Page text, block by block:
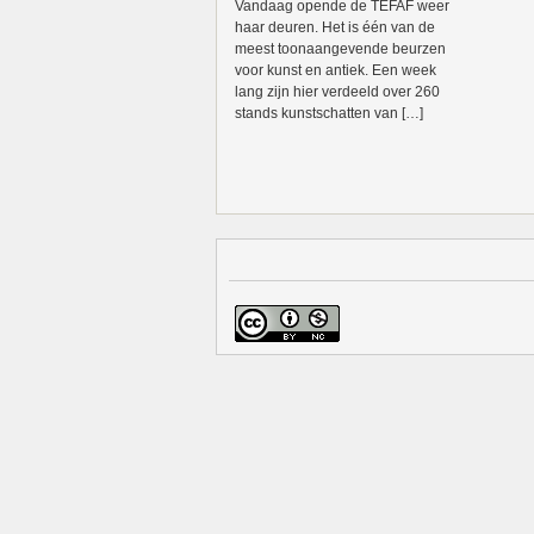
Vandaag opende de TEFAF weer
haar deuren. Het is één van de
meest toonaangevende beurzen
voor kunst en antiek. Een week
lang zijn hier verdeeld over 260
stands kunstschatten van […]